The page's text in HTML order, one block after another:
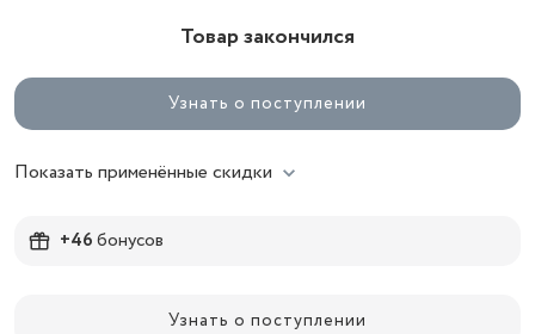
Товар закончился
Узнать о поступлении
Показать применённые скидки
+46бонусов
Узнать о поступлении